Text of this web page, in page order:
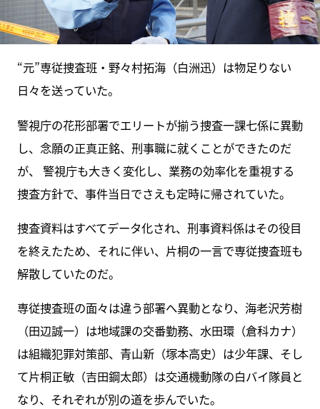
“元”専従捜査班・野々村拓海（白洲迅）は物足りない
日々を送っていた。
警視庁の花形部署でエリートが揃う捜査一課七係に異動
し、念願の正真正銘、刑事職に就くことができたのだ
が、 警視庁も大きく変化し、業務の効率化を重視する
捜査方針で、事件当日でさえも定時に帰されていた。
捜査資料はすべてデータ化され、刑事資料係はその役目
を終えたため、それに伴い、片桐の一言で専従捜査班も
解散していたのだ。
専従捜査班の面々は違う部署へ異動となり、海老沢芳樹
（田辺誠一）は地域課の交番勤務、水田環（倉科カナ）
は組織犯罪対策部、青山新（塚本高史）は少年課、そし
て片桐正敏（吉田鋼太郎）は交通機動隊の白バイ隊員と
なり、それぞれが別の道を歩んでいた。